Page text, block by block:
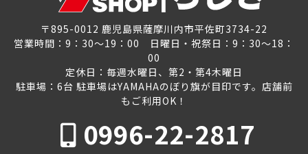
〒895-0012 鹿児島県薩摩川内市平佐町3734-22
営業時間：9：30～19：00 日曜日・祝祭日：9：30～18：
00
定休日：毎週水曜日、第2・第4木曜日
駐車場：6台 駐車場はYAMAHAのぼり旗が目印です。店舗前
もご利用OK！
0996-22-2817